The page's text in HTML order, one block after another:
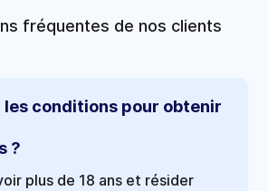
fréquentes de nos clients
les conditions pour obtenir
?
plus de 18 ans et résider